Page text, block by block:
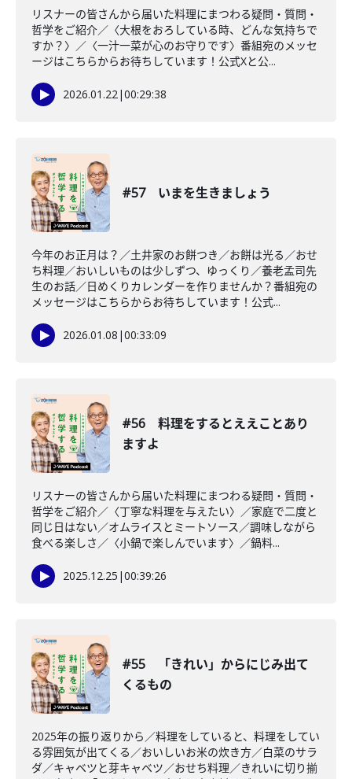
リスナーの皆さんから届いた料理にまつわる疑問・質問・
哲学をご紹介／〈大根をおろしている時、どんな気持ちで
すか？〉／〈一汁一菜が心のお守りです〉番組宛のメッセ
ージはこちらからお待ちしています！公式Xと公...
2026.01.22|00:29:38
#57 いまを生きましょう
今年のお正月は？／土井家のお餅つき／お餅は光る／おせ
ち料理／おいしいものは少しずつ、ゆっくり／養老孟司先
生のお話／日めくりカレンダーを作りませんか？番組宛の
メッセージはこちらからお待ちしています！公式...
2026.01.08 |00:33:09
#56 料理をするとええことあり
ますよ
リスナーの皆さんから届いた料理にまつわる疑問・質問・
哲学をご紹介／〈丁寧な料理を与えたい〉／家庭で二度と
同じ日はない／オムライスとミートソース／調味しながら
食べる楽しさ／〈小鍋で楽しんでいます〉／鍋料...
2025.12.25 |00:39:26
#55 「きれい」からにじみ出て
くるもの
2025年の振り返りから／料理をしていると、料理をしてい
る雰囲気が出てくる／おいしいお米の炊き方／白菜のサラ
ダ／キャベツと芽キャベツ／おせち料理／きれいに切り揃